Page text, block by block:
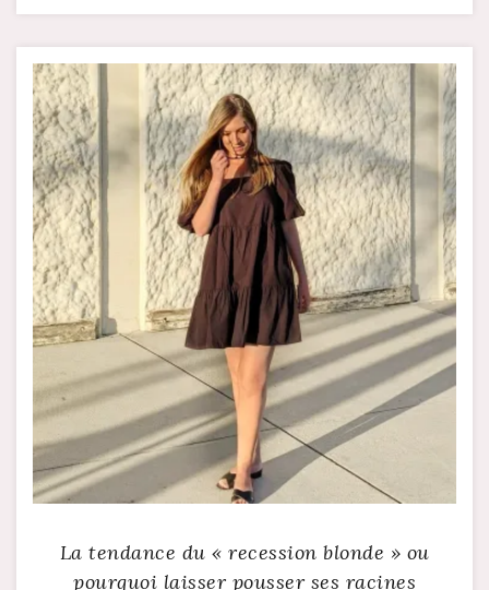
La tendance du « recession blonde » ou
pourquoi laisser pousser ses racines